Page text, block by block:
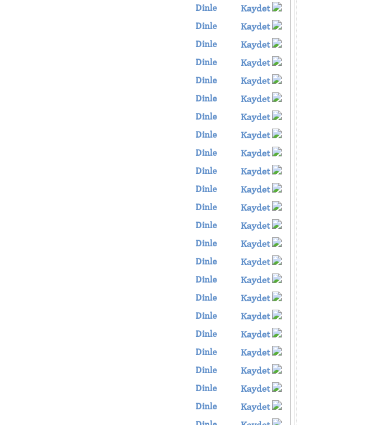
Dinle
Kaydet
Dinle
Kaydet
Dinle
Kaydet
Dinle
Kaydet
Dinle
Kaydet
Dinle
Kaydet
Dinle
Kaydet
Dinle
Kaydet
Dinle
Kaydet
Dinle
Kaydet
Dinle
Kaydet
Dinle
Kaydet
Dinle
Kaydet
Dinle
Kaydet
Dinle
Kaydet
Dinle
Kaydet
Dinle
Kaydet
Dinle
Kaydet
Dinle
Kaydet
Dinle
Kaydet
Dinle
Kaydet
Dinle
Kaydet
Dinle
Kaydet